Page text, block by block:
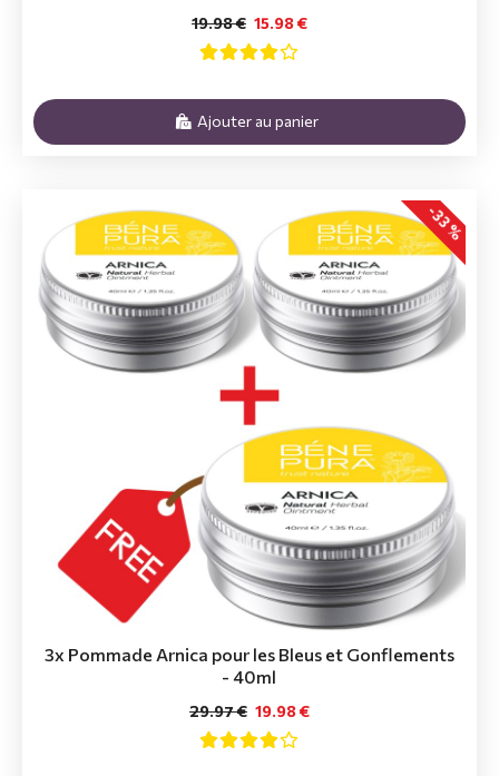
15.98 €
19.98 €
Ajouter au panier
-33 %
3x Pommade Arnica pour les Bleus et Gonflements
- 40ml
19.98 €
29.97 €